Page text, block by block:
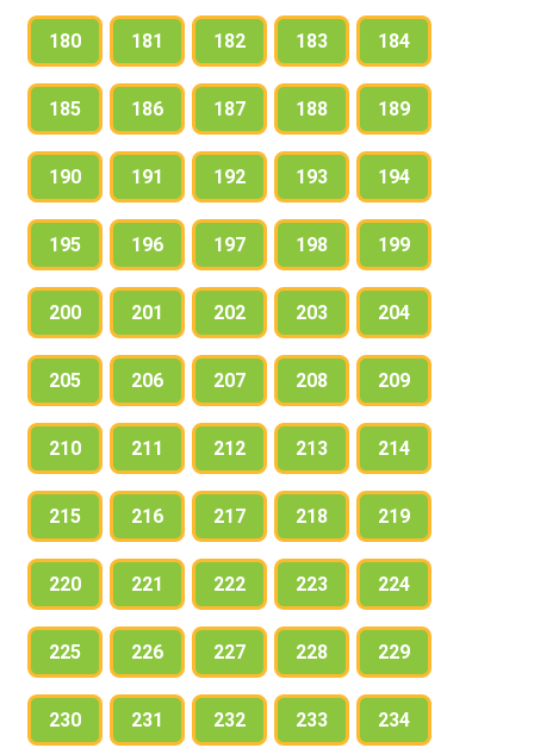
180 181 182 183 184
185 186 187 188 189
190 191 192 193 194
195 196 197 198 199
200 201 202 203 204
205 206 207 208 209
210 211 212 213 214
215 216 217 218 219
220 221 222 223 224
225 226 227 228 229
230 231 232 233 234